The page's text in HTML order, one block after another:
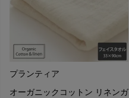
プランティア
オーガニックコットン リネンガ